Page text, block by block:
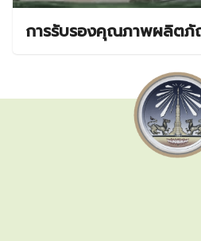
การรับรองคุณภาพผลิต